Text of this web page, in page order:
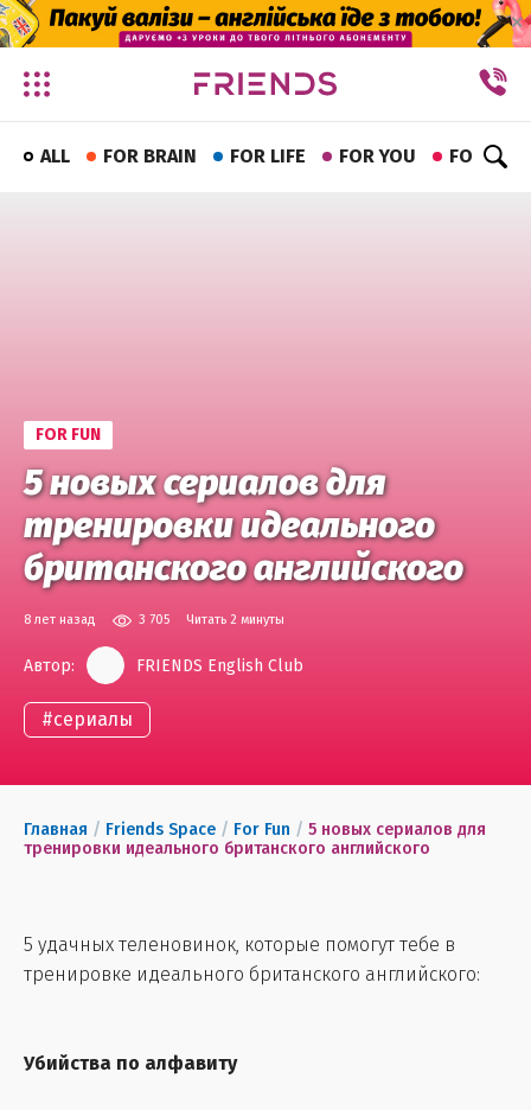
✕
ALL FOR BRAIN FOR LIFE FOR YOU FOR FUN
FOR FUN
5 новых сериалов для
тренировки идеального
британского английского
8 лет назад 3 705 Читать 2 минуты
Автор: FRIENDS English Club
#сериалы
Главная / Friends Space / For Fun / 5 новых сериалов для
тренировки идеального британского английского
5 удачных теленовинок, которые помогут тебе в
тренировке идеального британского английского:
Убийства по алфавиту